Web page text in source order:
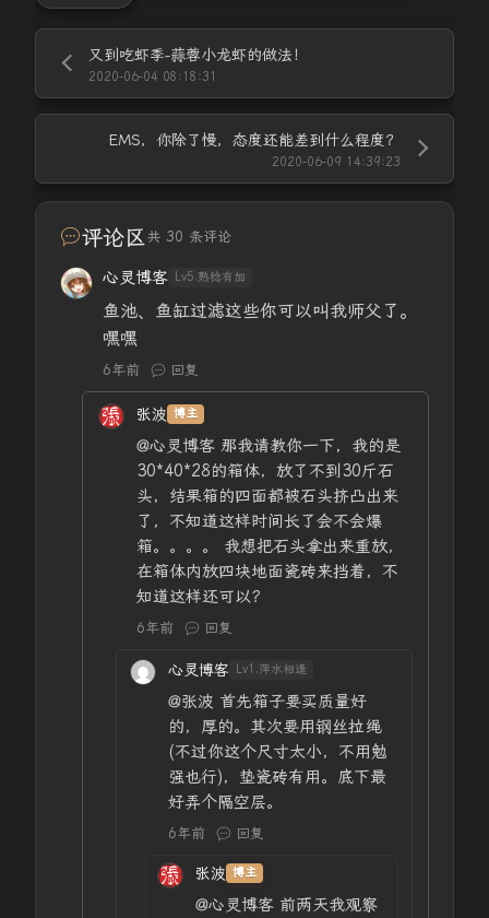
又到吃虾季-蒜蓉小龙虾的做法！
2020-06-04 08:18:31
EMS，你除了慢，态度还能差到什么程度？
2020-06-09 14:39:23
评论区 共 30 条评论
心灵博客 Lv5.熟稔有加
鱼池、鱼缸过滤这些你可以叫我师父了。
嘿嘿
6年前 回复
张波 博主
@心灵博客 那我请教你一下，我的是
30*40*28的箱体，放了不到30斤石
头，结果箱的四面都被石头挤凸出来
了，不知道这样时间长了会不会爆
箱。。。。 我想把石头拿出来重放，
在箱体内放四块地面瓷砖来挡着，不
知道这样还可以？
6年前 回复
心灵博客 Lv1.萍水相逢
@张波 首先箱子要买质量好
的，厚的。其次要用钢丝拉绳
(不过你这个尺寸太小，不用勉
强也行)，垫瓷砖有用。底下最
好弄个隔空层。
6年前 回复
张波 博主
@心灵博客 前两天我观察